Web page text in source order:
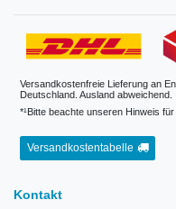
Versandkostenfreie Lieferung an
Deutschland. Ausland abweichend.
*¹Bitte beachte unseren Hinweis
Versandkostentabelle
Kontakt